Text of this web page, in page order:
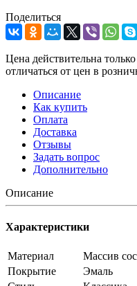
Поделиться
Цена действительна
отличаться от цен в
Описание
Как купить
Оплата
Доставка
Отзывы
Задать вопрос
Дополнительно
Описание
Характеристики
Материал
Массив
Покрытие
Эмаль